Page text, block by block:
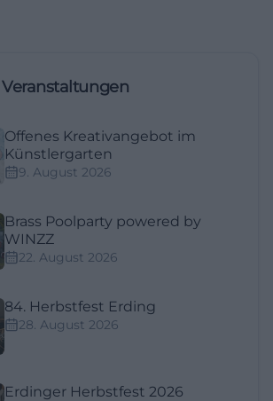
Offenes Kreativangebot im
Künstlergarten
9. August 2026
Brass Poolparty powered by
WINZZ
22. August 2026
84. Herbstfest Erding
28. August 2026
Erdinger Herbstfest 2026